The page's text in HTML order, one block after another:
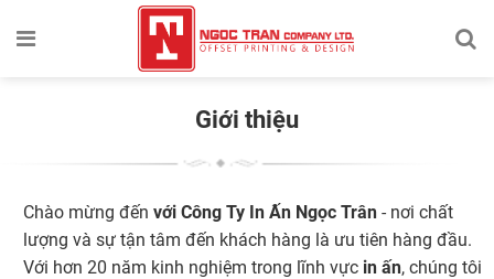
Giới thiệu
Chào mừng đến với Công Ty In Ấn Ngọc Trân- nơi chất
lượng và sự tận tâm đến khách hàng là ưu tiên hàng đầu.
Với hơn 20 năm kinh nghiệm trong lĩnh vực in ấn, chúng tôi